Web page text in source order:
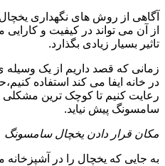
آگاهی از روش های نگهداری
از آن می تواند در کیفیت و
تاثیر بسیار زیادی بگذارد.
زمانی که قصد داریم از یک
در خانه ایفا می کند استفاده
رعایت کنیم تا کوچک ترین
سامسونگ پیش نیاید.
مکان قرار دادن یخچال سامسونگ
به جایی که یخچال را در آشپزخانه